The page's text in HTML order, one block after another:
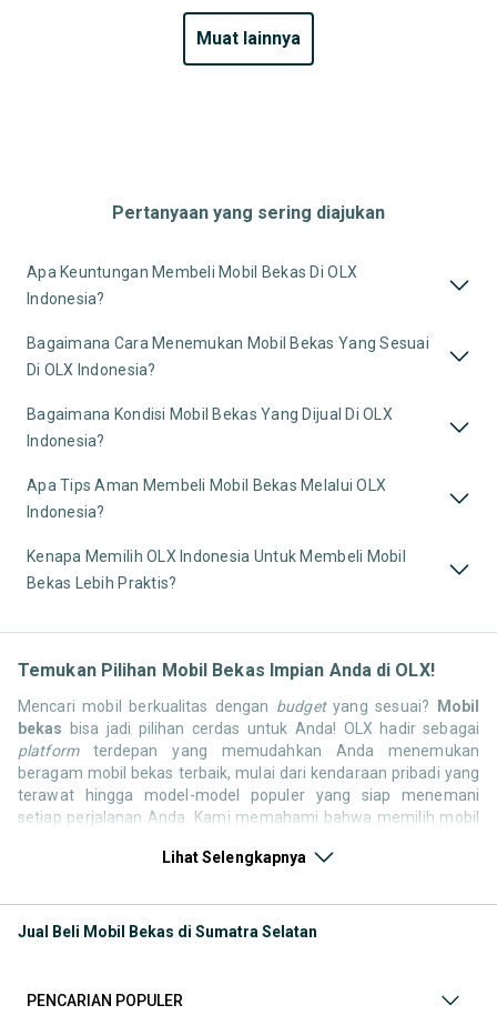
muat lainnya
Pertanyaan yang sering diajukan
Apa Keuntungan Membeli Mobil Bekas Di OLX
Indonesia?
Bagaimana Cara Menemukan Mobil Bekas Yang Sesuai
Di OLX Indonesia?
Bagaimana Kondisi Mobil Bekas Yang Dijual Di OLX
Indonesia?
Apa Tips Aman Membeli Mobil Bekas Melalui OLX
Indonesia?
Kenapa Memilih OLX Indonesia Untuk Membeli Mobil
Bekas Lebih Praktis?
Temukan Pilihan Mobil Bekas Impian Anda di OLX!
Mencari mobil berkualitas dengan budgetyang sesuai? Mobil
bekas bisa jadi pilihan cerdas untuk Anda! OLX hadir sebagai
platformterdepan yang memudahkan Anda menemukan
beragam mobil bekas terbaik, mulai dari kendaraan pribadi yang
terawat hingga model-model populer yang siap menemani
setiap perjalanan Anda. Kami memahami bahwa memilih mobil
ribuan daftar dari penjual terpercaya di seluruh Indonesia.
dengan gaya hidup, kebutuhan, danbudgetAnda!
Memilih mobil bekas yang tepat tentu bukan perkara mudah.
berkelas, atau mobil kota yang irit dan lincah? Di OLX, Anda akan
Lihat Selengkapnya
Jual Beli Mobil Bekas di Sumatra Selatan
PENCARIAN POPULER